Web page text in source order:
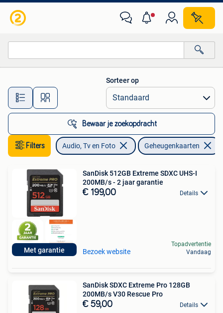
Alle afstanden…
Sorteer op
Bewaar je zoekopdracht
Filters Audio, Tv en Foto Geheugenkaarten
Met garantie
SanDisk 512GB Extreme SDXC UHS-I
200MB/s - 2 jaar garantie
€ 199,00 Details
Bezoek website
Topadvertentie
Vandaag
SanDisk SDXC Extreme Pro 128GB
200MB/s V30 Rescue Pro
€ 59,00 Details